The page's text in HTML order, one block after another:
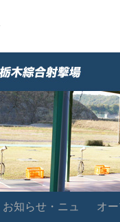
お知らせ・ニュ
オ